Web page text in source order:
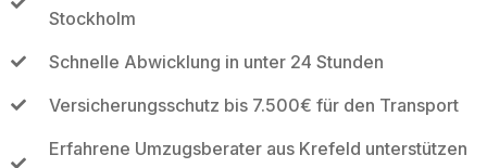
Stockholm
Schnelle Abwicklung in unter 24 Stunden
Versicherungsschutz bis 7.500€ für den Transport
Erfahrene Umzugsberater aus Krefeld unterstützen